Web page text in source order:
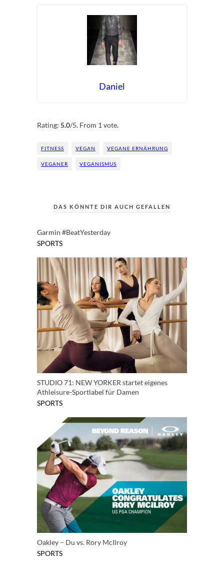
Daniel
Rating: 5.0/5. From 1 vote.
FITNESS VEGAN VEGANE ERNÄHRUNG
VEGANER VEGANISMUS
DAS KÖNNTE DIR AUCH GEFALLEN
Garmin #BeatYesterday
SPORTS
STUDIO 71: NEW YORKER startet eigenes
Athleisure-Sportlabel für Damen
SPORTS
Oakley – Du vs. Rory McIlroy
SPORTS